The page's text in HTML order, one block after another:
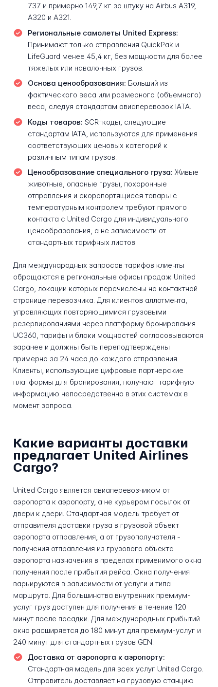
737 и примерно 149,7 кг за штуку на Airbus A319,
A320 и A321.
Региональные самолеты United Express:
Принимают только отправления QuickPak и
LifeGuard менее 45,4 кг, без мощности для более
тяжелых или навалочных грузов.
Основа ценообразования: Больший из
фактического веса или размерного (объемного)
веса, следуя стандартам авиаперевозок IATA.
Коды товаров: SCR-коды, следующие
стандартам IATA, используются для применения
соответствующих ценовых категорий к
различным типам грузов.
Ценообразование специального груза: Живые
животные, опасные грузы, похоронные
отправления и скоропортящиеся товары с
температурным контролем требуют прямого
контакта с United Cargo для индивидуального
ценообразования, а не зависимости от
стандартных тарифных листов.
Для международных запросов тарифов клиенты
обращаются в региональные офисы продаж United
Cargo, локации которых перечислены на контактной
странице перевозчика. Для клиентов аллотмента,
управляющих повторяющимися грузовыми
резервированиями через платформу бронирования
UC360, тарифы и блоки мощностей согласовываются
заранее и должны быть переподтверждены
примерно за 24 часа до каждого отправления.
Клиенты, использующие цифровые партнерские
платформы для бронирования, получают тарифную
информацию непосредственно в этих системах в
момент запроса.
Какие варианты доставки
предлагает United Airlines
Cargo?
United Cargo является авиаперевозчиком от
аэропорта к аэропорту, а не курьером посылок от
двери к двери. Стандартная модель требует от
отправителя доставки груза в грузовой объект
аэропорта отправления, а от грузополучателя -
получения отправления из грузового объекта
аэропорта назначения в пределах применимого окна
получения после прибытия рейса. Окна получения
варьируются в зависимости от услуги и типа
маршрута. Для большинства внутренних премиум-
услуг груз доступен для получения в течение 120
минут после посадки. Для международных прибытий
окно расширяется до 180 минут для премиум-услуг и
240 минут для стандартных грузов GEN.
Доставка от аэропорта к аэропорту:
Стандартная модель для всех услуг United Cargo.
Отправитель доставляет на грузовую станцию